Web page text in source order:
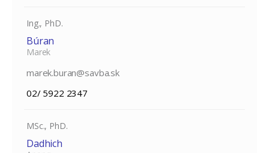
Ing., PhD.
Búran
Marek
marek.buran@savba.sk
02/ 5922 2347
MSc., PhD.
Dadhich